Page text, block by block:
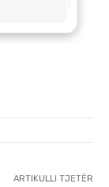
ARTIKULLI TJETËR